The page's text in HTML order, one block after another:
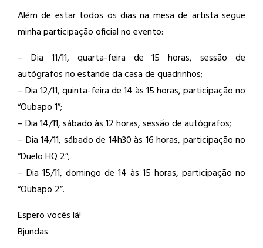
Além de estar todos os dias na mesa de artista segue
minha participação oficial no evento:
– Dia 11/11, quarta-feira de 15 horas, sessão de
autógrafos no estande da casa de quadrinhos;
– Dia 12/11, quinta-feira de 14 às 15 horas, participação no
“Oubapo 1”;
– Dia 14/11, sábado às 12 horas, sessão de autógrafos;
– Dia 14/11, sábado de 14h30 às 16 horas, participação no
“Duelo HQ 2”;
– Dia 15/11, domingo de 14 às 15 horas, participação no
“Oubapo 2”.
Espero vocês lá!
Bjundas